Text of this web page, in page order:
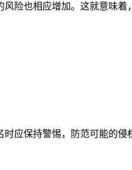
险也相应增加。这就意味
应保持警惕，防范可能的侵